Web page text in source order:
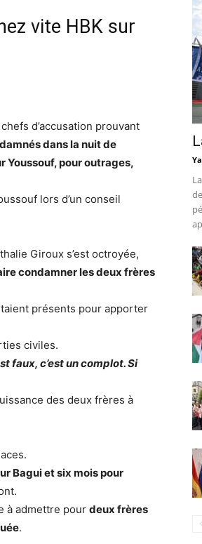
vite HBK sur
d’accusation prouvant
dans la nuit de
Youssouf, pour outrages,
lors d’un conseil
Giroux s’est octroyée,
condamner les deux frères
présents pour apporter
civiles.
faux, c’est un complot. Si
des deux frères à
Bagui et six mois pour
à admettre pour deux frères
.